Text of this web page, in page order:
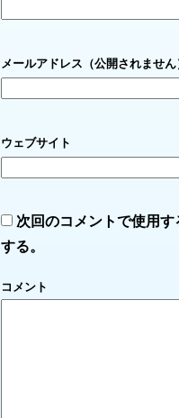
メールアドレス（公開されません
ウェブサイト
次回のコメントで使用
する。
コメント